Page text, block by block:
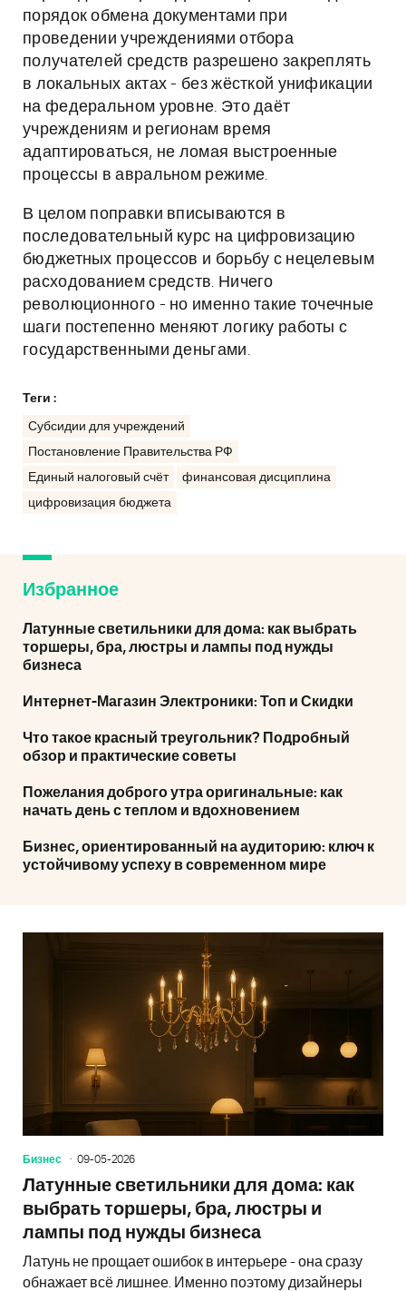
порядок обмена документами при
проведении учреждениями отбора
получателей средств разрешено закреплять
в локальных актах - без жёсткой унификации
на федеральном уровне. Это даёт
учреждениям и регионам время
адаптироваться, не ломая выстроенные
процессы в авральном режиме.
В целом поправки вписываются в
последовательный курс на цифровизацию
бюджетных процессов и борьбу с нецелевым
расходованием средств. Ничего
революционного - но именно такие точечные
шаги постепенно меняют логику работы с
государственными деньгами.
Теги :
Субсидии для учреждений
Постановление Правительства РФ
Единый налоговый счёт
финансовая дисциплина
цифровизация бюджета
Избранное
Латунные светильники для дома: как выбрать
торшеры, бра, люстры и лампы под нужды
бизнеса
Интернет-Магазин Электроники: Топ и Скидки
Что такое красный треугольник? Подробный
обзор и практические советы
Пожелания доброго утра оригинальные: как
начать день с теплом и вдохновением
Бизнес, ориентированный на аудиторию: ключ к
устойчивому успеху в современном мире
Бизнес 09-05-2026
Латунные светильники для дома: как
выбрать торшеры, бра, люстры и
лампы под нужды бизнеса
Латунь не прощает ошибок в интерьере - она сразу
обнажает всё лишнее. Именно поэтому дизайнеры